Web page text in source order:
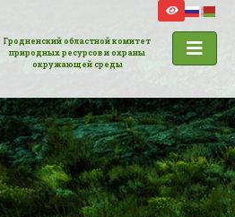
Гродненский областной комитет
природных ресурсов и охраны
окружающей среды